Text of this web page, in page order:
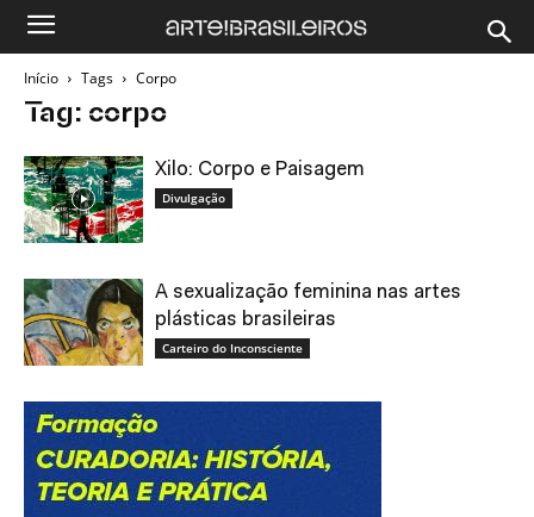
Início Tags Corpo
Tag: corpo
Xilo: Corpo e Paisagem
Divulgação
A sexualização feminina nas artes
plásticas brasileiras
Carteiro do Inconsciente